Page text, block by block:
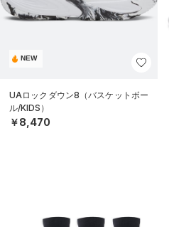
NEW
UAロックダウン8（バスケットボー
ル/KIDS）
￥8,470